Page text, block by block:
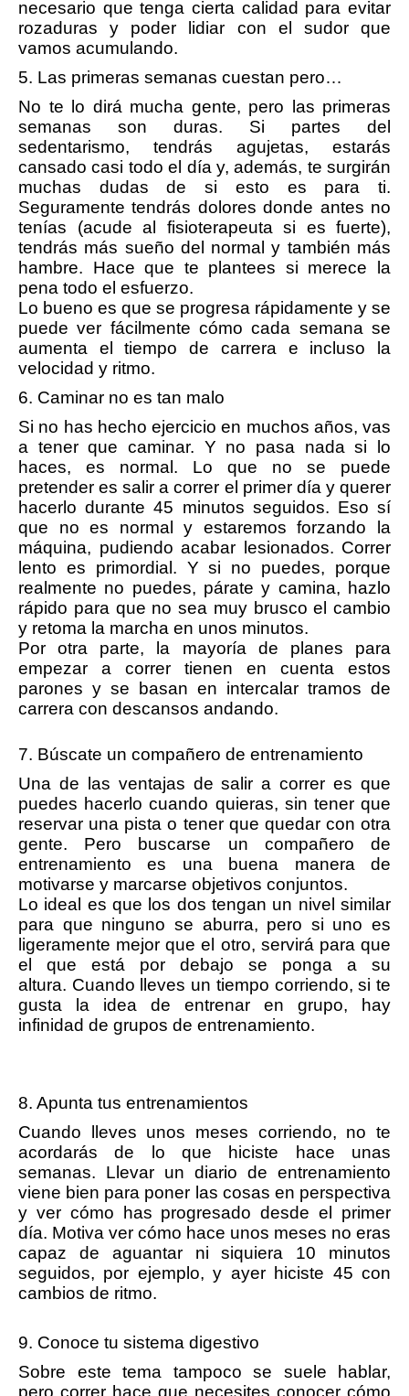
necesario que tenga cierta calidad para evitar
rozaduras y poder lidiar con el sudor que
vamos acumulando.
5. Las primeras semanas cuestan pero…
No te lo dirá mucha gente, pero las primeras
semanas son duras. Si partes del
sedentarismo, tendrás agujetas, estarás
cansado casi todo el día y, además, te surgirán
muchas dudas de si esto es para ti.
Seguramente tendrás dolores donde antes no
tenías (acude al fisioterapeuta si es fuerte),
tendrás más sueño del normal y también más
hambre. Hace que te plantees si merece la
pena todo el esfuerzo.
Lo bueno es que se progresa rápidamente y se
puede ver fácilmente cómo cada semana se
aumenta el tiempo de carrera e incluso la
velocidad y ritmo.
6. Caminar no es tan malo
Si no has hecho ejercicio en muchos años, vas
a tener que caminar. Y no pasa nada si lo
haces, es normal. Lo que no se puede
pretender es salir a correr el primer día y querer
hacerlo durante 45 minutos seguidos. Eso sí
que no es normal y estaremos forzando la
máquina, pudiendo acabar lesionados. Correr
lento es primordial. Y si no puedes, porque
realmente no puedes, párate y camina, hazlo
rápido para que no sea muy brusco el cambio
y retoma la marcha en unos minutos.
Por otra parte, la mayoría de planes para
empezar a correr tienen en cuenta estos
parones y se basan en intercalar tramos de
carrera con descansos andando.
7. Búscate un compañero de entrenamiento
Una de las ventajas de salir a correr es que
puedes hacerlo cuando quieras, sin tener que
reservar una pista o tener que quedar con otra
gente. Pero buscarse un compañero de
entrenamiento es una buena manera de
motivarse y marcarse objetivos conjuntos.
Lo ideal es que los dos tengan un nivel similar
para que ninguno se aburra, pero si uno es
ligeramente mejor que el otro, servirá para que
el que está por debajo se ponga a su
altura. Cuando lleves un tiempo corriendo, si te
gusta la idea de entrenar en grupo, hay
infinidad de grupos de entrenamiento.
8. Apunta tus entrenamientos
Cuando lleves unos meses corriendo, no te
acordarás de lo que hiciste hace unas
semanas. Llevar un diario de entrenamiento
viene bien para poner las cosas en perspectiva
y ver cómo has progresado desde el primer
día. Motiva ver cómo hace unos meses no eras
capaz de aguantar ni siquiera 10 minutos
seguidos, por ejemplo, y ayer hiciste 45 con
cambios de ritmo.
9. Conoce tu sistema digestivo
Sobre este tema tampoco se suele hablar,
pero correr hace que necesites conocer cómo